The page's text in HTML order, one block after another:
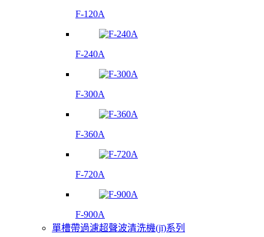
F-120A
F-240A
F-300A
F-360A
F-720A
F-900A
單槽帶過濾超聲波清洗機(jī)系列